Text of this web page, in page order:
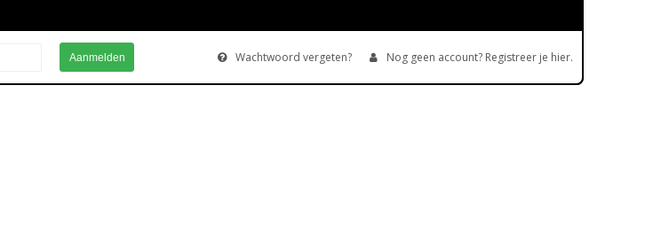
Wachtwoord vergeten? Nog geen account? Registreer je hier.